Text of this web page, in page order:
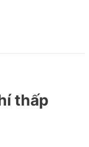
thấp